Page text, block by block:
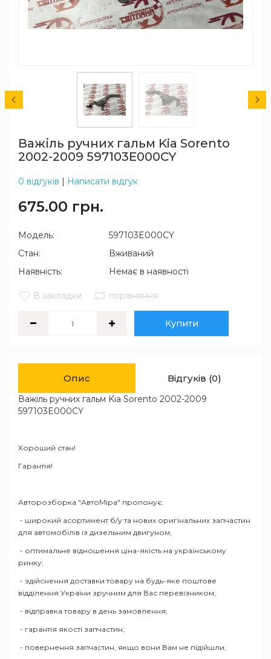
Важіль ручних гальм Kia Sorento
2002-2009 597103E000CY
0 відгуків | Написати відгук
675.00 грн.
Модель:
597103E000CY
Стан:
Вживаний
Наявність:
Немає в наявності
В закладки порівняння
Купити
Опис Відгуків (0)
Важіль ручних гальм Kia Sorento 2002-2009
597103E000CY
Хороший стан!
Гарантія!
Авторозборка "АвтоМіра" пропонує:
- широкий асортимент б/у та нових оригінальних запчастин
для автомобілів із дизельним двигуном;
- оптимальне відношення ціна-якість на українському
ринку;
- здійснення доставки товару на будь-яке поштове
відділення України зручним для Вас перевізником;
- відправка товару в день замовлення;
- гарантія якості запчастин;
- повернення запчастин, якщо вони Вам не підійшли;